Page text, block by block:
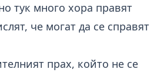
тук много хора правят
че могат да се справят
прах, който не се